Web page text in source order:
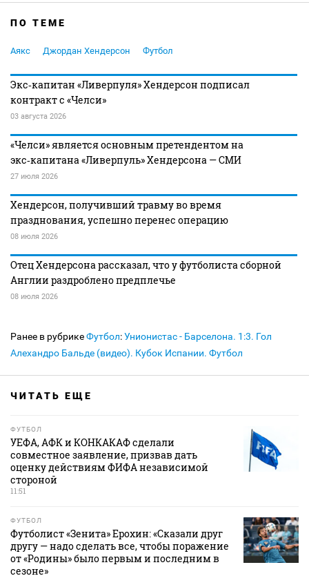
ПО ТЕМЕ
Аякс Джордан Хендерсон Футбол
Экс‑капитан «Ливерпуля» Хендерсон подписал
контракт с «Челси»
03 августа 2026
«Челси» является основным претендентом на
экс‑капитана «Ливерпуль» Хендерсона — СМИ
27 июля 2026
Хендерсон, получивший травму во время
празднования, успешно перенес операцию
08 июля 2026
Отец Хендерсона рассказал, что у футболиста сборной
Англии раздроблено предплечье
08 июля 2026
Ранее в рубрикеФутбол:Унионистас - Барселона. 1:3. Гол
Алехандро Бальде (видео). Кубок Испании. Футбол
ЧИТАТЬ ЕЩЕ
ФУТБОЛ
УЕФА, АФК и КОНКАКАФ сделали
совместное заявление, призвав дать
оценку действиям ФИФА независимой
стороной
11:51
ФУТБОЛ
Футболист «Зенита» Ерохин: «Сказали друг
другу — надо сделать все, чтобы поражение
от «Родины» было первым и последним в
сезоне»